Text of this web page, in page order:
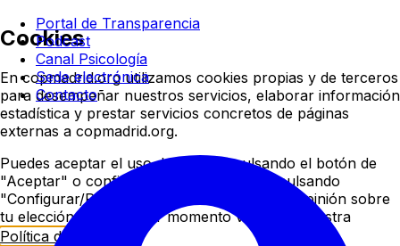
Cookies
En copmadrid.org utilizamos cookies propias y de terceros
para desempeñar nuestros servicios, elaborar información
estadística y prestar servicios concretos de páginas
externas a copmadrid.org.
Puedes aceptar el uso de cookies pulsando el botón de
"Aceptar" o configurar/rechazar su uso pulsando
"Configurar/Rechazar". Podrás cambiar de opinión sobre
tu elección en cualquier momento visitando nuestra
Política de Cookies
Colegio oficial de
Portal de Transparencia
Podcast
Canal Psicología
Sede electrónica
Contacto